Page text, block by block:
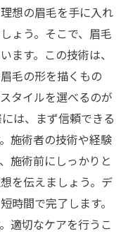
想の眉毛を手に入れ
ょう。そこで、眉毛
ます。この技術は、
毛の形を描くもの
タイルを選べるのが
は、まず信頼できる
施術者の技術や経験
施術前にしっかりと
を伝えましょう。デ
時間で完了します。
適切なケアを行うこ